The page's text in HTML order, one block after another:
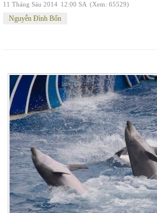
11 Tháng Sáu 2014 12:00 SA (Xem: 65529)
Nguyễn Đình Bổn